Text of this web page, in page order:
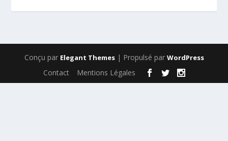
Conçu par Elegant Themes| Propulsé par WordPress
Contact Mentions Légales